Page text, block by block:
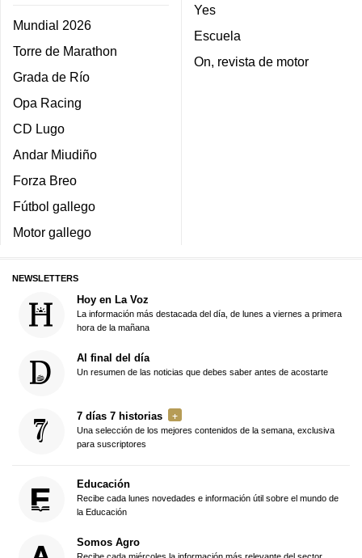
Mundial 2026
Torre de Marathon
Grada de Río
Opa Racing
CD Lugo
Andar Miudiño
Forza Breo
Fútbol gallego
Motor gallego
Yes
Escuela
On, revista de motor
NEWSLETTERS
Hoy en La Voz
La información más destacada del día, de lunes a viernes a primera
hora de la mañana
Al final del día
Un resumen de las noticias que debes saber antes de acostarte
7 días 7 historias
Una selección de los mejores contenidos de la semana, exclusiva
para suscriptores
Educación
Recibe cada lunes novedades e información útil sobre el mundo de
la Educación
Somos Agro